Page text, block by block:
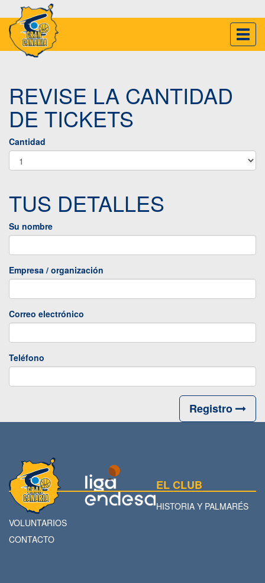
REVISE LA CANTIDAD
DE TICKETS
Cantidad
TUS DETALLES
Su nombre
Empresa / organización
Correo electrónico
Teléfono
Registro
EL CLUB
HISTORIA Y PALMARÉS
VOLUNTARIOS
CONTACTO